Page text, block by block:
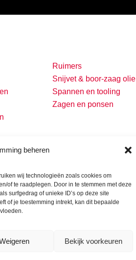
beheren
wij technologieën zoals cookies om
of te raadplegen. Door in te stemmen met deze
surfgedrag of unieke ID’s op deze site
of je toestemming intrekt, kan dit bepaalde
Bekijk voorkeuren
Ruimers
Snijvet & boor-zaag olie
Spannen en tooling
Zagen en ponsen